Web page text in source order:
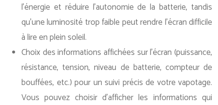
l’énergie et réduire l’autonomie de la batterie, tandis
qu’une luminosité trop faible peut rendre l’écran difficile
à lire en plein soleil.
Choix des informations affichées sur l’écran (puissance,
résistance, tension, niveau de batterie, compteur de
bouffées, etc.) pour un suivi précis de votre vapotage.
Vous pouvez choisir d’afficher les informations qui